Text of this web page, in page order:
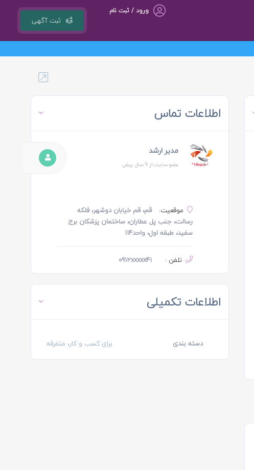
ثبت آگهی
ورود / ثبت نام
اطلاعات تماس
مدیر ارشد
عضو سایت از 9 سال پیش
موقعیت:
قم، قم خیابان دوشهر، فلکه
رسالت، جنب پل عطاران، ساختمان پزشکان برج
سفید، طبقه اول، واحد114
تلفن : 0912xxxxx41
اطلاعات تکمیلی
دسته بندی برای کسب و کار، متفرقه